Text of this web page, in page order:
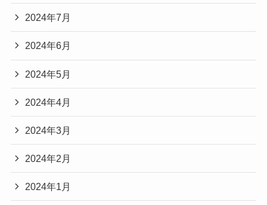
2024年7月
2024年6月
2024年5月
2024年4月
2024年3月
2024年2月
2024年1月